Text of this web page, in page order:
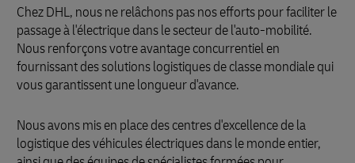
Chez DHL, nous ne relâchons pas nos efforts pour faciliter le
passage à l'électrique dans le secteur de l'auto-mobilité.
Nous renforçons votre avantage concurrentiel en
fournissant des solutions logistiques de classe mondiale qui
vous garantissent une longueur d'avance.
Nous avons mis en place des centres d'excellence de la
logistique des véhicules électriques dans le monde entier,